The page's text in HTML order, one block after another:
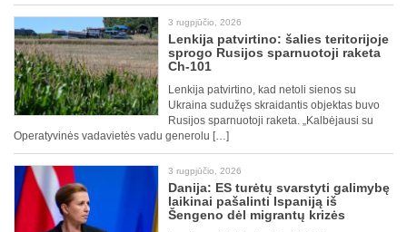
3 rugpjūčio, 2026
Lenkija patvirtino: šalies teritorijoje
sprogo Rusijos sparnuotoji raketa
Ch-101
Lenkija patvirtino, kad netoli sienos su
Ukraina sudužęs skraidantis objektas buvo
Rusijos sparnuotoji raketa. „Kalbėjausi su
Operatyvinės vadavietės vadu generolu […]
3 rugpjūčio, 2026
Danija: ES turėtų svarstyti galimybę
laikinai pašalinti Ispaniją iš
Šengeno dėl migrantų krizės